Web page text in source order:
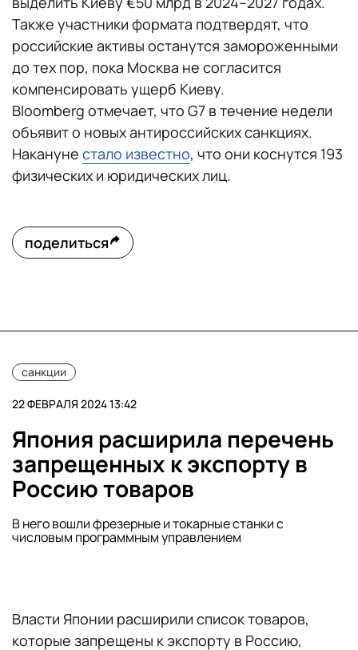
Также участники формата подтвердят, что
российские активы останутся замороженными
до тех пор, пока Москва не согласится
компенсировать ущерб Киеву.
Bloomberg отмечает, что G7 в течение недели
объявит о новых антироссийских санкциях.
Накануне стало известно, что они коснутся 193
физических и юридических лиц.
поделиться
санкции
22 ФЕВРАЛЯ 2024 13:42
Япония расширила перечень
запрещенных к экспорту в
Россию товаров
В него вошли фрезерные и токарные станки с
числовым программным управлением
Власти Японии расширили список товаров,
которые запрещены к экспорту в Россию,